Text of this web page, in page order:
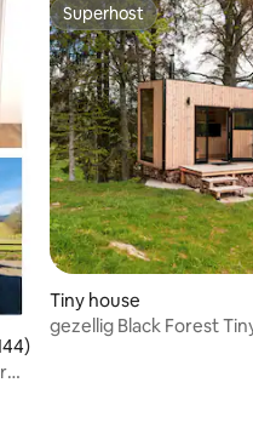
beoordeling van 4,82 op
Superhost
Superhost
Tiny house
gezellig Black Forest